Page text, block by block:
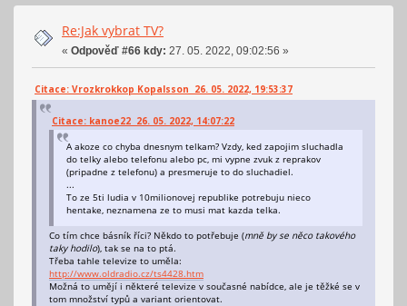
Re:Jak vybrat TV?
« Odpověď #66 kdy: 27. 05. 2022, 09:02:56 »
Citace: Vrozkrokkop Kopalsson 26. 05. 2022, 19:53:37
Citace: kanoe22 26. 05. 2022, 14:07:22
A akoze co chyba dnesnym telkam? Vzdy, ked zapojim sluchadla
do telky alebo telefonu alebo pc, mi vypne zvuk z reprakov
(pripadne z telefonu) a presmeruje to do sluchadiel.
...
To ze 5ti ludia v 10milionovej republike potrebuju nieco
hentake, neznamena ze to musi mat kazda telka.
Co tím chce básník říci? Někdo to potřebuje (mně by se něco takového
taky hodilo), tak se na to ptá.
Třeba tahle televize to uměla:
http://www.oldradio.cz/ts4428.htm
Možná to umějí i některé televize v současné nabídce, ale je těžké se v
tom množství typů a variant orientovat.